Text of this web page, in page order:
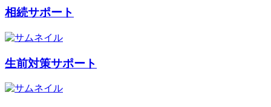
相続サポート
生前対策サポート